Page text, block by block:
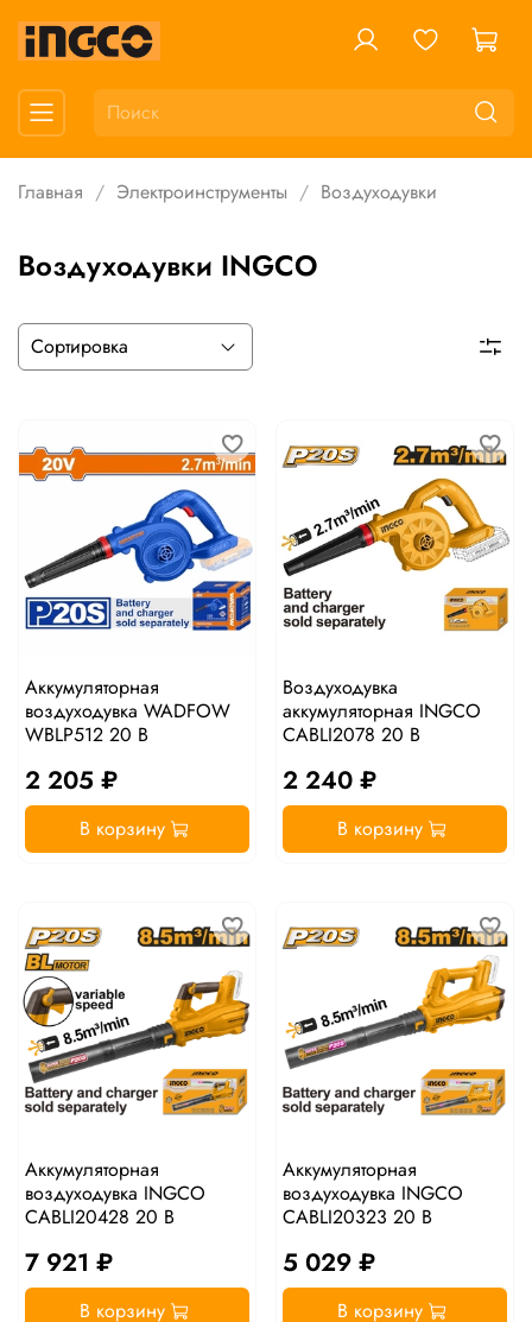
Главная Электроинструменты Воздуходувки
Воздуходувки INGCO
Аккумуляторная
воздуходувка WADFOW
WBLP512 20 В
2 205 ₽
В корзину
Воздуходувка
аккумуляторная INGCO
CABLI2078 20 В
2 240 ₽
В корзину
Аккумуляторная
воздуходувка INGCO
CABLI20428 20 В
7 921 ₽
В корзину
Аккумуляторная
воздуходувка INGCO
CABLI20323 20 В
5 029 ₽
В корзину